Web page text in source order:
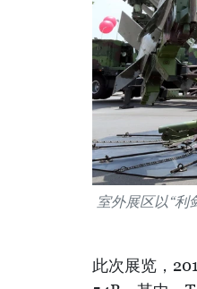
室外展区以“利
此次展览，